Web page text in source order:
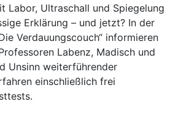
Labor, Ultraschall und Spiegelung
Erklärung – und jetzt? In der
Verdauungscouch“ informieren
Labenz, Madisch und
Unsinn weiterführender
einschließlich frei